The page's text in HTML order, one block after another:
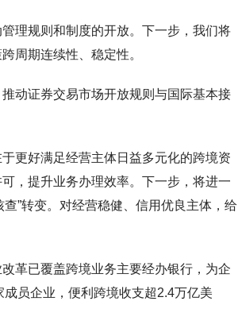
理规则和制度的开放。下一步，我们将
周期连续性、稳定性。
动证券交易市场开放规则与国际基本接
更好满足经营主体日益多元化的跨境资
，提升业务办理效率。下一步，将进一
查”转变。对经营稳健、信用优良主体，给
革已覆盖跨境业务主要经办银行，为企
员企业，便利跨境收支超2.4万亿美